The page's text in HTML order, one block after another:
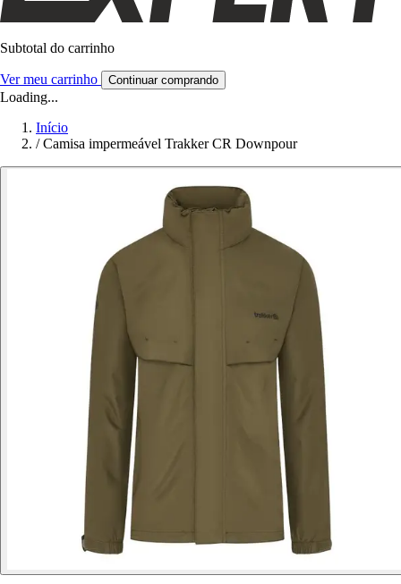
Subtotal do carrinho
Ver meu carrinho Continuar comprando
Loading...
Início
/ Camisa impermeável Trakker CR Downpour